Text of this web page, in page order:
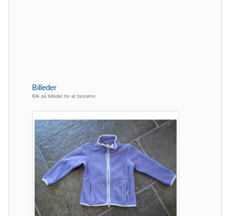
Billeder
Klik på billedet for at forstørre